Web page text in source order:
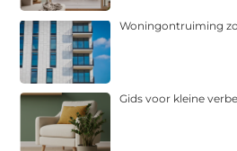
Woningontruiming
Gids voor kleine